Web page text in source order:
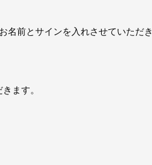
名前とサインを入れさせていただ
ます。